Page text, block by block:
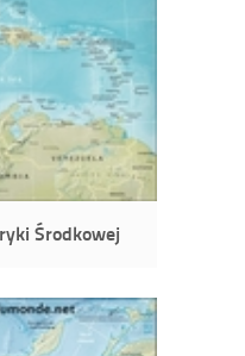
Środkowej